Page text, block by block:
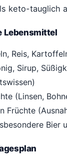
keto-tauglich
Lebensmittel
Reis,
Sirup,
(Linsen,
Früchte
Bier